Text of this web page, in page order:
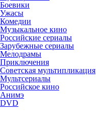
Боевики
Ужасы
Комедии
Музыкальное кино
Российские сериалы
Зарубежные сериалы
Мелодрамы
Приключения
Советская мультипликация
Мультсериалы
Российское кино
Анимэ
DVD